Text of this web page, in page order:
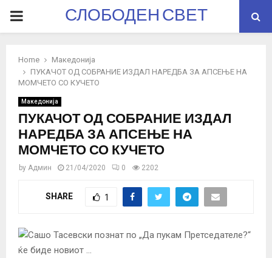
PRIMARYСЛОБОДЕН СВЕТ
Home
Македонија
ПУКАЧОТ ОД СОБРАНИЕ ИЗДАЛ НАРЕДБА ЗА АПСЕЊЕ НА
МОМЧЕТО СО КУЧЕТО
Македонија
ПУКАЧОТ ОД СОБРАНИЕ ИЗДАЛ
НАРЕДБА ЗА АПСЕЊЕ НА
МОМЧЕТО СО КУЧЕТО
by Админ 21/04/2020 0 2202
SHARE 1